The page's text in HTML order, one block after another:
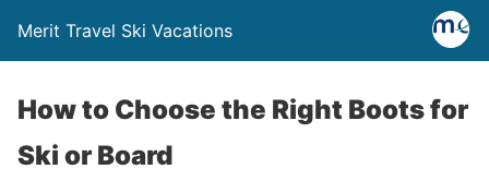
Merit Travel Ski Vacations
How to Choose the Right Boots for
Ski or Board